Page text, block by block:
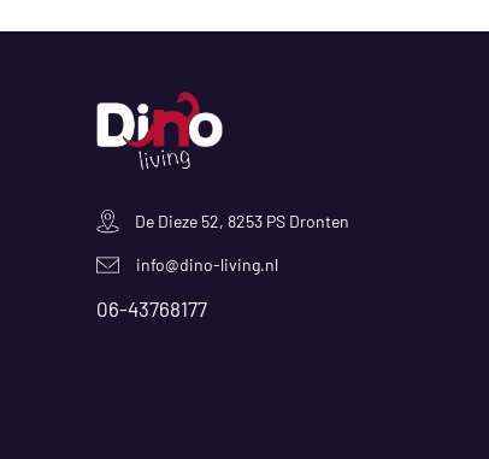
De Dieze 52, 8253 PS Dronten
info@dino-living.nl
06-43768177